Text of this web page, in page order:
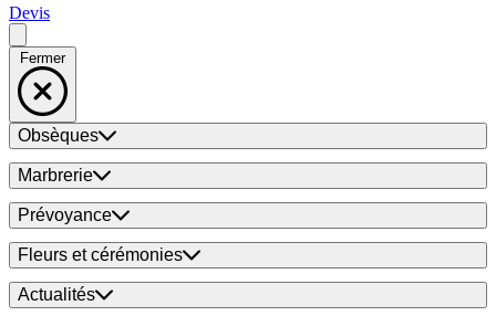
Devis
Fermer
Obsèques
Marbrerie
Prévoyance
Fleurs et cérémonies
Actualités